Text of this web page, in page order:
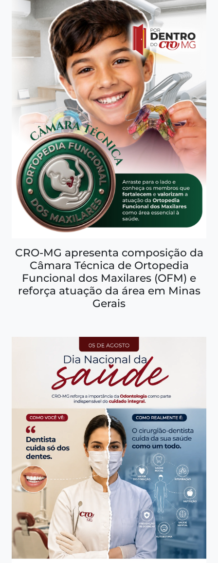
CRO-MG apresenta composição da
Câmara Técnica de Ortopedia
Funcional dos Maxilares (OFM) e
reforça atuação da área em Minas
Gerais